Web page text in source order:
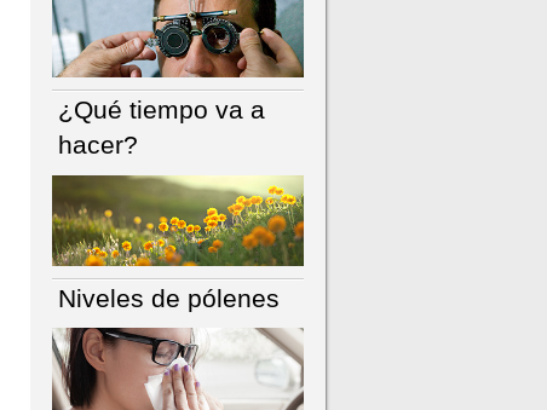
¿Qué tiempo va a
hacer?
Niveles de pólenes